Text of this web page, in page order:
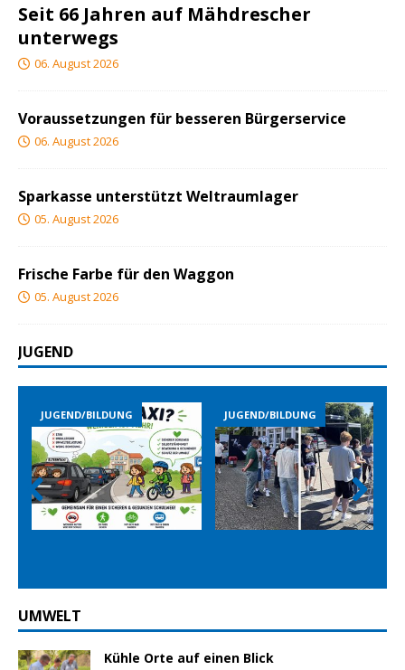
Seit 66 Jahren auf Mähdrescher
unterwegs
06. August 2026
Voraussetzungen für besseren Bürgerservice
06. August 2026
Sparkasse unterstützt Weltraumlager
05. August 2026
Frische Farbe für den Waggon
05. August 2026
JUGEND
JUGEND/BILDUNG JUGEND/BILDUNG
Prev
ious
Nex
t
UMWELT
Kühle Orte auf einen Blick